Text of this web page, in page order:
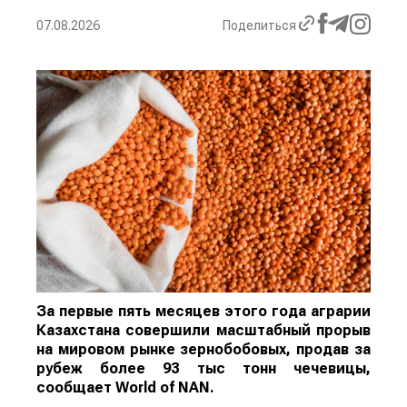
07.08.2026 Поделиться
За первые пять месяцев этого года аграрии
Казахстана совершили масштабный прорыв
на мировом рынке зернобобовых, продав за
рубеж более 93 тыс тонн чечевицы,
сообщает World of NAN.